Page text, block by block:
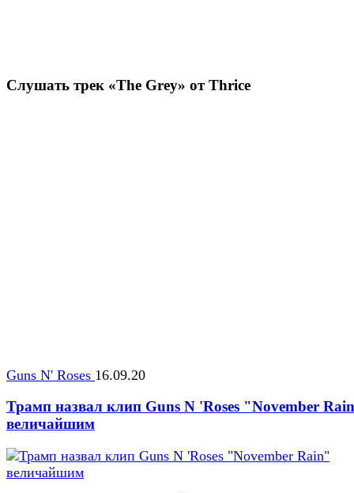
Слушать трек «The Grey» от Thrice
Guns N' Roses 16.09.20
Трамп назвал клип Guns N 'Roses "November
величайшим